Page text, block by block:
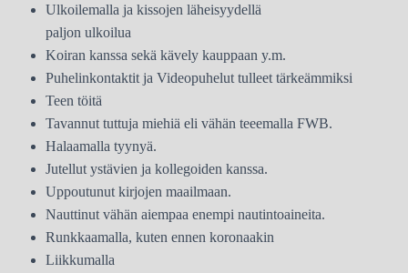
Ulkoilemalla ja kissojen läheisyydellä
paljon ulkoilua
Koiran kanssa sekä kävely kauppaan y.m.
Puhelinkontaktit ja Videopuhelut tulleet tärkeämmiksi
Teen töitä
Tavannut tuttuja miehiä eli vähän teeemalla FWB.
Halaamalla tyynyä.
Jutellut ystävien ja kollegoiden kanssa.
Uppoutunut kirjojen maailmaan.
Nauttinut vähän aiempaa enempi nautintoaineita.
Runkkaamalla, kuten ennen koronaakin
Liikkumalla